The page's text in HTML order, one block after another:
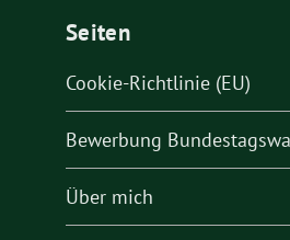
Seiten
Cookie-Richtlinie (EU)
Bewerbung
Über mich